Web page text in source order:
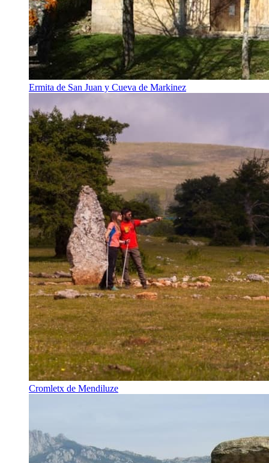
Ermita de San Juan y Cueva de Markinez
Cromletx de Mendiluze